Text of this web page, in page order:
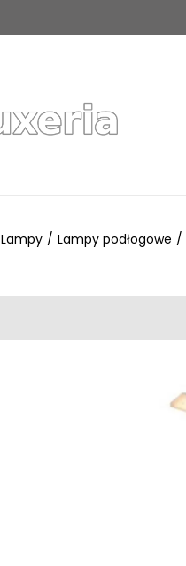
Lampy / Lampy podłogowe /